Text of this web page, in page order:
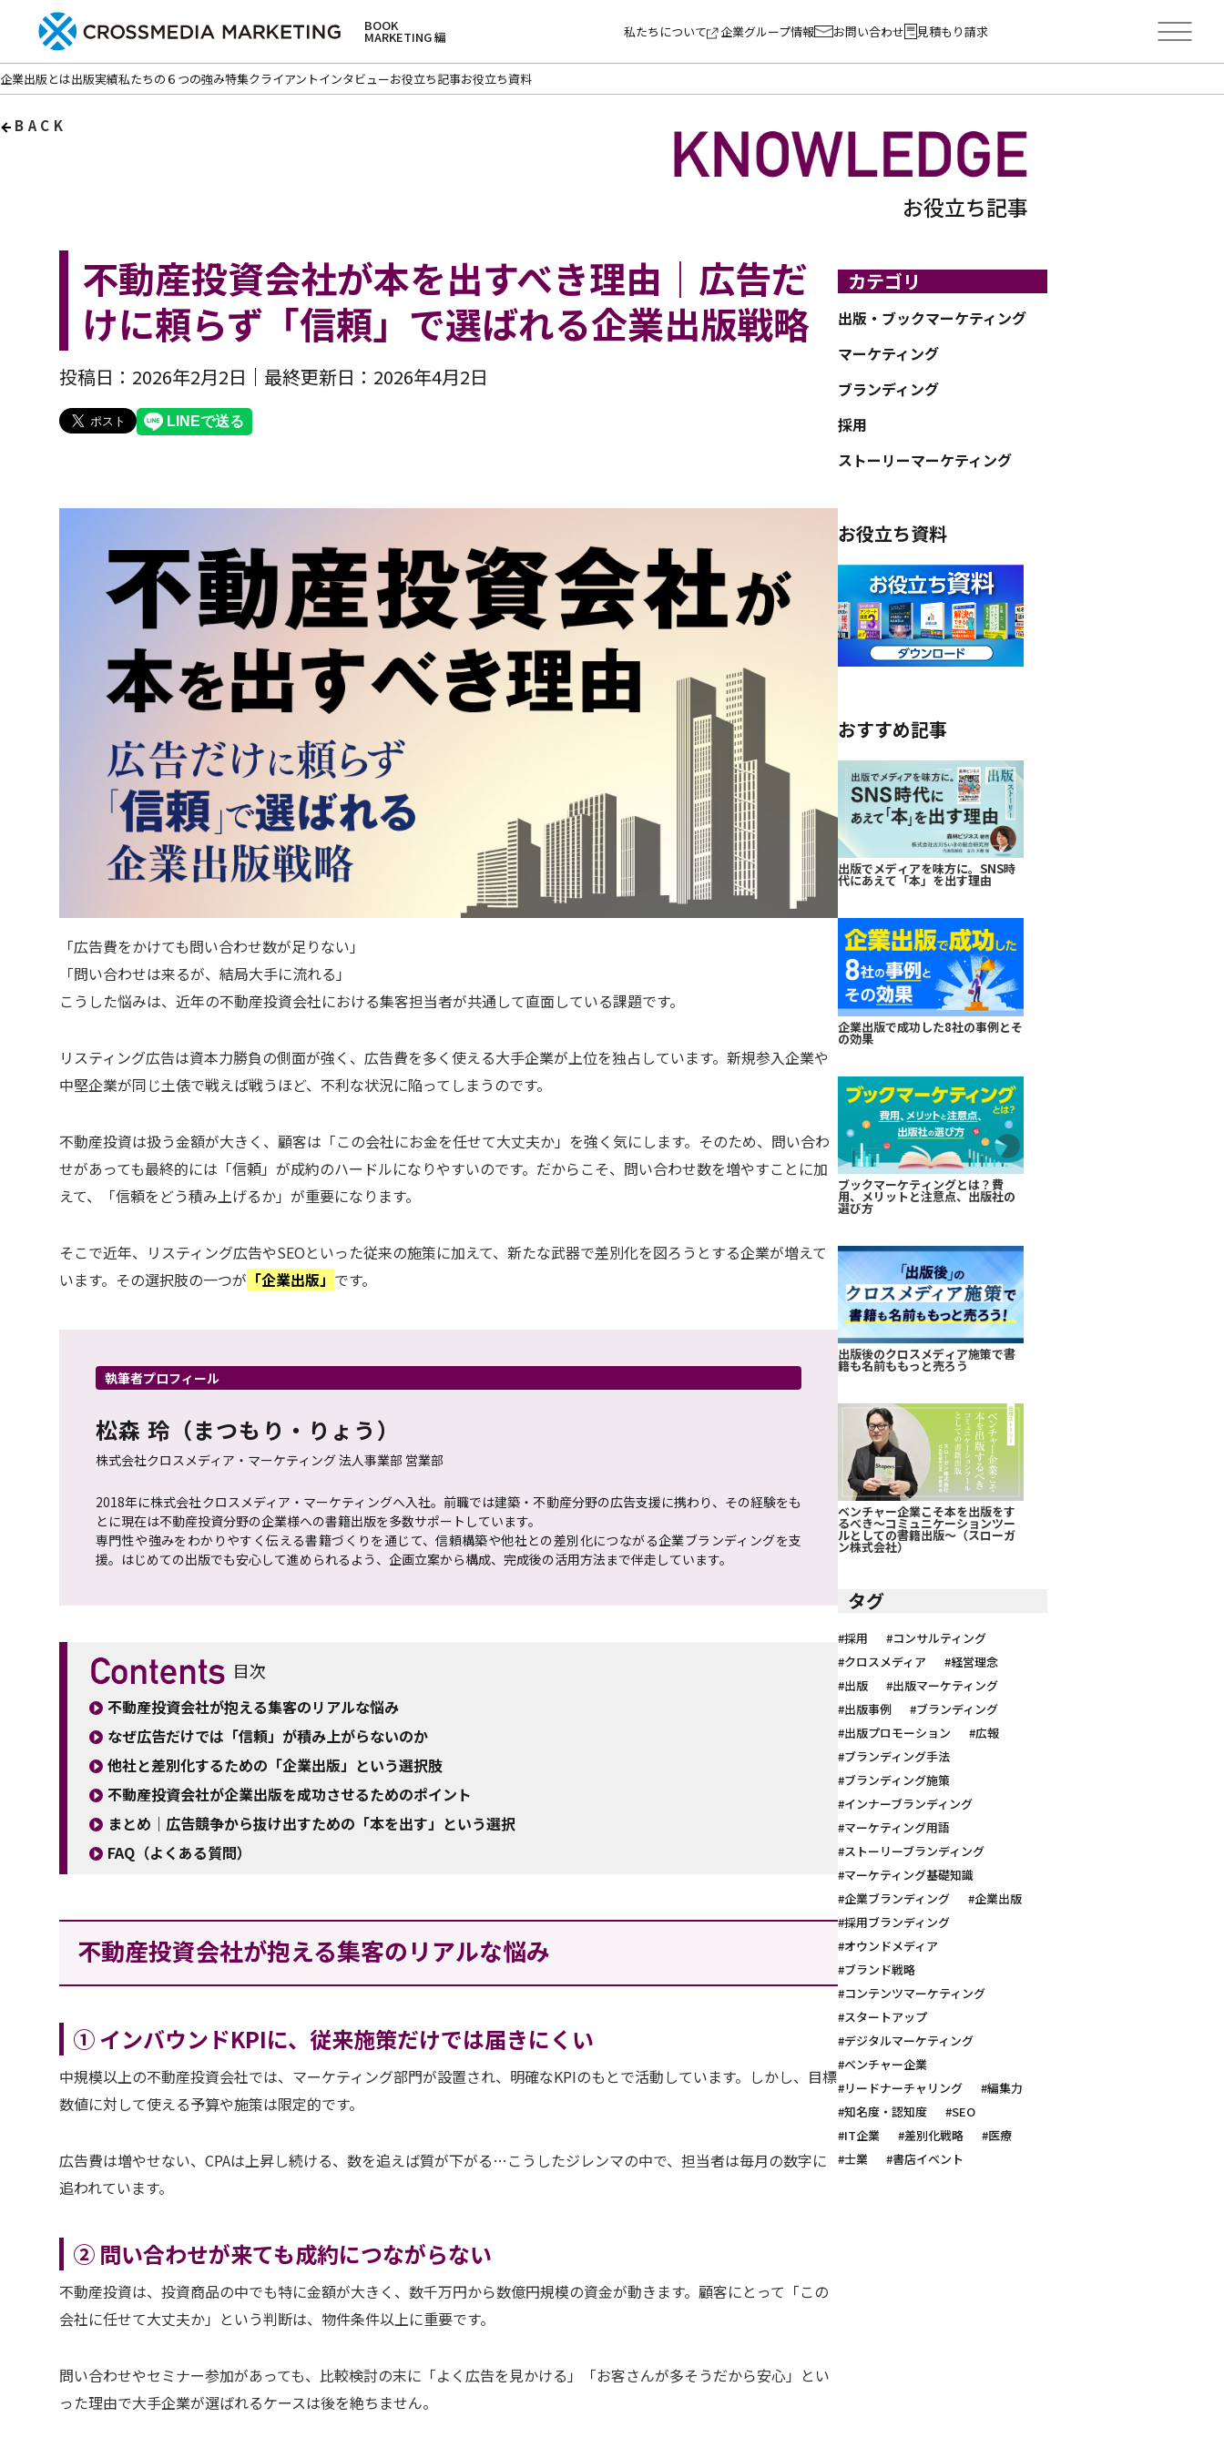
BOOK
MARKETING 編 私たちについて 企業グループ情報 お問い合わせ 見積もり請求
企業出版とは出版実績私たちの６つの強み特集クライアントインタビューお役立ち記事お役立ち資料
BACK
お役立ち記事
不動産投資会社が本を出すべき理由｜広告だ
けに頼らず「信頼」で選ばれる企業出版戦略
投稿日：2026年2月2日 最終更新日：2026年4月2日
「広告費をかけても問い合わせ数が足りない」
「問い合わせは来るが、結局大手に流れる」
こうした悩みは、近年の不動産投資会社における集客担当者が共通して直面している課題です。
リスティング広告は資本力勝負の側面が強く、広告費を多く使える大手企業が上位を独占しています。新規参入企業や
中堅企業が同じ土俵で戦えば戦うほど、不利な状況に陥ってしまうのです。
不動産投資は扱う金額が大きく、顧客は「この会社にお金を任せて大丈夫か」を強く気にします。そのため、問い合わ
せがあっても最終的には「信頼」が成約のハードルになりやすいのです。だからこそ、問い合わせ数を増やすことに加
えて、「信頼をどう積み上げるか」が重要になります。
そこで近年、リスティング広告やSEOといった従来の施策に加えて、新たな武器で差別化を図ろうとする企業が増えて
います。その選択肢の一つが 「企業出版」 です。
執筆者プロフィール
松森 玲（まつもり・りょう）
株式会社クロスメディア・マーケティング 法人事業部 営業部
2018年に株式会社クロスメディア・マーケティングへ入社。前職では建築・不動産分野の広告支援に携わり、その経験をも
とに現在は不動産投資分野の企業様への書籍出版を多数サポートしています。
専門性や強みをわかりやすく伝える書籍づくりを通じて、信頼構築や他社との差別化につながる企業ブランディングを支
援。はじめての出版でも安心して進められるよう、企画立案から構成、完成後の活用方法まで伴走しています。
目次
不動産投資会社が抱える集客のリアルな悩み
なぜ広告だけでは「信頼」が積み上がらないのか
他社と差別化するための「企業出版」という選択肢
不動産投資会社が企業出版を成功させるためのポイント
まとめ｜広告競争から抜け出すための「本を出す」という選択
FAQ（よくある質問）
不動産投資会社が抱える集客のリアルな悩み
① インバウンドKPIに、従来施策だけでは届きにくい
中規模以上の不動産投資会社では、マーケティング部門が設置され、明確なKPIのもとで活動しています。しかし、目標
数値に対して使える予算や施策は限定的です。
広告費は増やせない、CPAは上昇し続ける、数を追えば質が下がる…こうしたジレンマの中で、担当者は毎月の数字に
追われています。
② 問い合わせが来ても成約につながらない
不動産投資は、投資商品の中でも特に金額が大きく、数千万円から数億円規模の資金が動きます。顧客にとって「この
会社に任せて大丈夫か」という判断は、物件条件以上に重要です。
問い合わせやセミナー参加があっても、比較検討の末に「よく広告を見かける」「お客さんが多そうだから安心」とい
った理由で大手企業が選ばれるケースは後を絶ちません。
カテゴリ
出版・ブックマーケティング
マーケティング
ブランディング
採用
ストーリーマーケティング
お役立ち資料
おすすめ記事
出版でメディアを味方に。SNS時
代にあえて「本」を出す理由
企業出版で成功した8社の事例とそ
の効果
ブックマーケティングとは？費
用、メリットと注意点、出版社の
選び方
出版後のクロスメディア施策で書
籍も名前ももっと売ろう
ベンチャー企業こそ本を出版をす
るべき～コミュニケーションツー
ルとしての書籍出版～（スローガ
ン株式会社）
タグ
#採用
#コンサルティング
#クロスメディア
#経営理念
#出版
#出版マーケティング
#出版事例
#ブランディング
#出版プロモーション
#広報
#ブランディング手法
#ブランディング施策
#インナーブランディング
#マーケティング用語
#ストーリーブランディング
#マーケティング基礎知識
#企業ブランディング
#企業出版
#採用ブランディング
#オウンドメディア
#ブランド戦略
#コンテンツマーケティング
#スタートアップ
#デジタルマーケティング
#ベンチャー企業
#リードナーチャリング
#編集力
#知名度・認知度
#SEO
#IT企業
#差別化戦略
#医療
#士業
#書店イベント